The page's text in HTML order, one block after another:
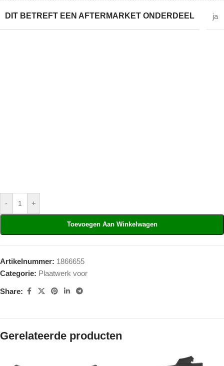
DIT BETREFT EEN AFTERMARKET ONDERDEEL ja
- +
Toevoegen Aan Winkelwagen
Artikelnummer: 1866655
Categorie: Plaatwerk voor
Share:
Gerelateerde producten